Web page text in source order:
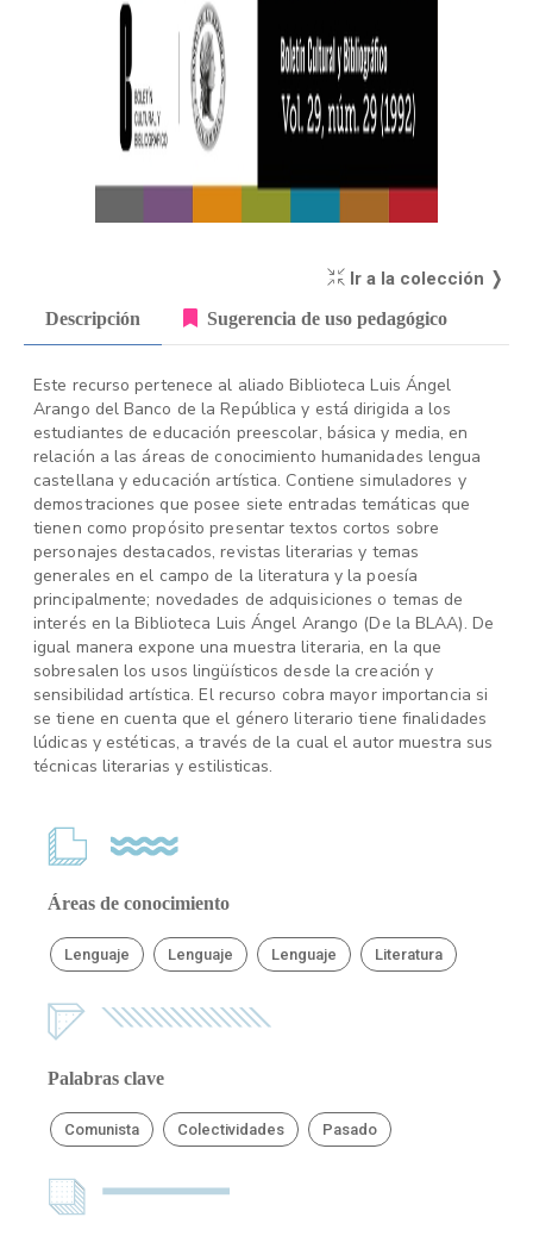
Ir a la colección ❭
Descripción Sugerencia de uso pedagógico
Este recurso pertenece al aliado Biblioteca Luis Ángel
Arango del Banco de la República y está dirigida a los
estudiantes de educación preescolar, básica y media, en
relación a las áreas de conocimiento humanidades lengua
castellana y educación artística. Contiene simuladores y
demostraciones que posee siete entradas temáticas que
tienen como propósito presentar textos cortos sobre
personajes destacados, revistas literarias y temas
generales en el campo de la literatura y la poesía
principalmente; novedades de adquisiciones o temas de
interés en la Biblioteca Luis Ángel Arango (De la BLAA). De
igual manera expone una muestra literaria, en la que
sobresalen los usos lingüísticos desde la creación y
sensibilidad artística. El recurso cobra mayor importancia si
se tiene en cuenta que el género literario tiene finalidades
lúdicas y estéticas, a través de la cual el autor muestra sus
técnicas literarias y estilisticas.
Áreas de conocimiento
Lenguaje Lenguaje Lenguaje Literatura
Palabras clave
Comunista Colectividades Pasado